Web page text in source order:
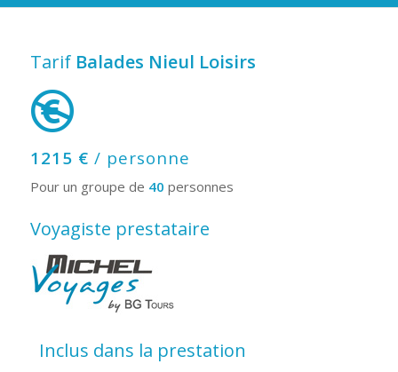
Tarif Balades Nieul Loisirs
1215 € / personne
Pour un groupe de 40 personnes
Voyagiste prestataire
Inclus dans la prestation